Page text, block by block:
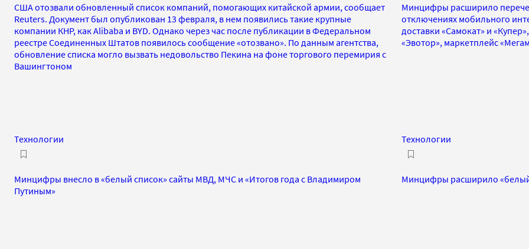
США отозвали обновленный список компаний, помогающих китайской армии, сообщает
Reuters. Документ был опубликован 13 февраля, в нем появились такие крупные
компании КНР, как Alibaba и BYD. Однако через час после публикации в Федеральном
реестре Соединенных Штатов появилось сообщение «отозвано». По данным агентства,
обновление списка могло вызвать недовольство Пекина на фоне торгового перемирия с
Вашингтоном
Минцифры расширило
отключениях мобильного
доставки «Самокат» и
«Эвотор», маркетплейс
Технологии
Минцифры внесло в «белый список» сайты МВД, МЧС и «Итогов года с Владимиром
Путиным»
Технологии
Минцифры расширило «белый